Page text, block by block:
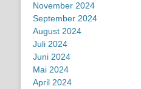
November 2024
September 2024
August 2024
Juli 2024
Juni 2024
Mai 2024
April 2024